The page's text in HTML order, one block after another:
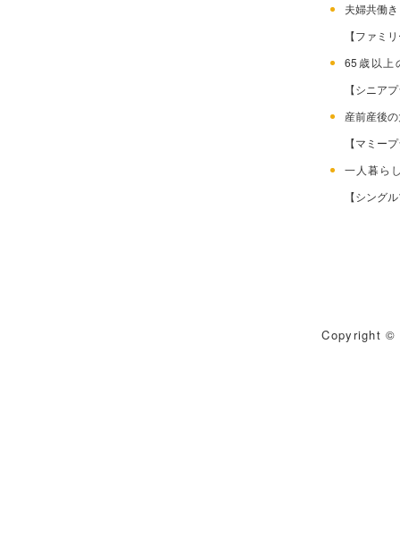
夫婦共働
【ファミ
65歳以
【シニア
産前産
【マミー
一人暮
【シング
Copyright